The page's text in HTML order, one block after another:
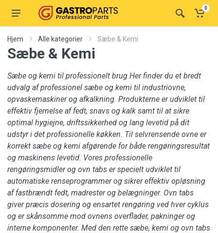
0
Hjem Alle kategorier Sæbe & Kemi
Sæbe & Kemi
Sæbe og kemi til professionelt brug Her finder du et bredt
udvalg af professionel sæbe og kemi til industriovne,
opvaskemaskiner og afkalkning. Produkterne er udviklet til
effektiv fjernelse af fedt, snavs og kalk samt til at sikre
optimal hygiejne, driftssikkerhed og lang levetid på dit
udstyr i det professionelle køkken. Til selvrensende ovne er
korrekt sæbe og kemi afgørende for både rengøringsresultat
og maskinens levetid. Vores professionelle
rengøringsmidler og ovn tabs er specielt udviklet til
automatiske renseprogrammer og sikrer effektiv opløsning
af fastbrændt fedt, madrester og belægninger. Ovn tabs
giver præcis dosering og ensartet rengøring ved hver cyklus
og er skånsomme mod ovnens overflader, pakninger og
interne komponenter. Med den rette sæbe, kemi og ovn tabs